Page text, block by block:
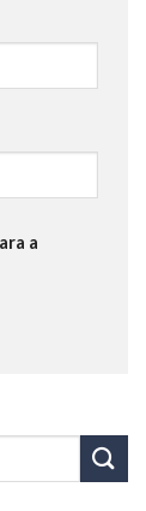
a